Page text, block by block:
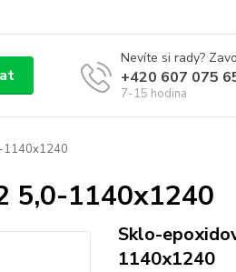
Nevíte si rady?
+420 607 075
7-15 hodina
1140x1240
5,0-1140x1240
Sklo-
1140x1240